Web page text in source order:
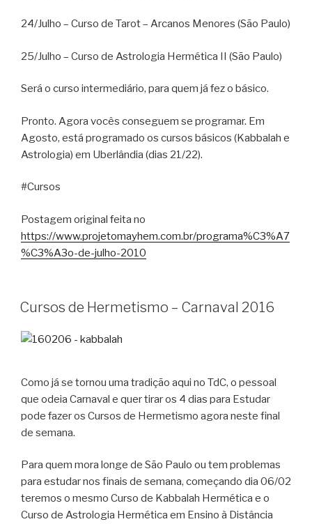
24/Julho – Curso de Tarot – Arcanos Menores (São Paulo)
25/Julho – Curso de Astrologia Hermética II (São Paulo)
Será o curso intermediário, para quem já fez o básico.
Pronto. Agora vocês conseguem se programar. Em
Agosto, está programado os cursos básicos (Kabbalah e
Astrologia) em Uberlândia (dias 21/22).
#Cursos
Postagem original feita no
https://www.projetomayhem.com.br/programa%C3%A7
%C3%A3o-de-julho-2010
Cursos de Hermetismo – Carnaval 2016
Como já se tornou uma tradição aqui no TdC, o pessoal
que odeia Carnaval e quer tirar os 4 dias para Estudar
pode fazer os Cursos de Hermetismo agora neste final
de semana.
Para quem mora longe de São Paulo ou tem problemas
para estudar nos finais de semana, começando dia 06/02
teremos o mesmo Curso de Kabbalah Hermética e o
Curso de Astrologia Hermética em Ensino à Distância